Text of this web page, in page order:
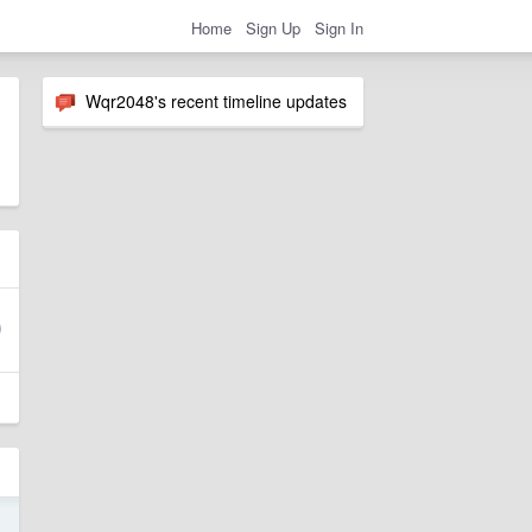
Home Sign Up Sign In
Wqr2048's recent timeline updates